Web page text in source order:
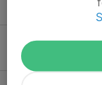
12 mar,